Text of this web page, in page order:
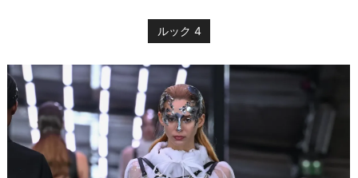
ルック 4